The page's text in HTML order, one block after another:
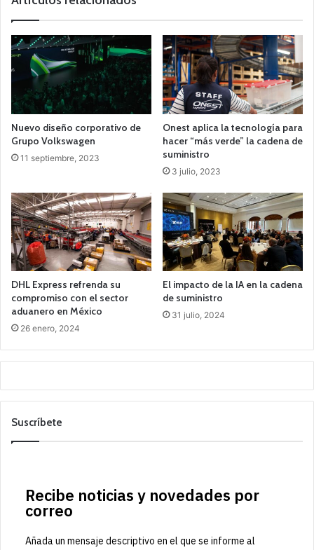
Nuevo diseño corporativo de
Grupo Volkswagen
11 septiembre, 2023
Onest aplica la tecnología para
hacer “más verde” la cadena de
suministro
3 julio, 2023
DHL Express refrenda su
compromiso con el sector
aduanero en México
26 enero, 2024
El impacto de la IA en la cadena
de suministro
31 julio, 2024
Suscríbete
Recibe noticias y novedades por
correo
Añada un mensaje descriptivo en el que se informe al